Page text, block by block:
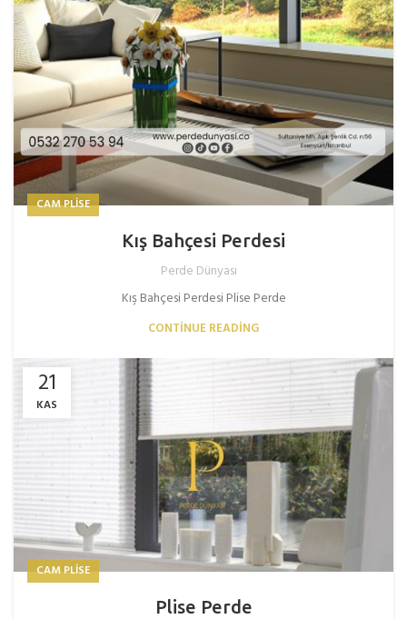
CAM PLISE
Kış Bahçesi Perdesi
Perde Dünyası
Kış Bahçesi Perdesi Plise Perde
CONTINUE READING
21
KAS
CAM PLISE
Plise Perde